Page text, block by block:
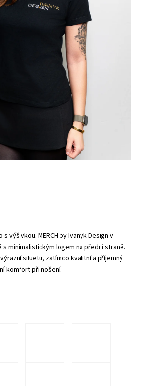
výšivkou. MERCH by Ivanyk Design v
minimalistickým logem na přední straně.
siluetu, zatímco kvalitní a příjemný
komfort při nošení.